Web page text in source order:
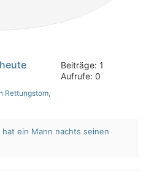
Rettungstom,
Beiträge: 1
Aufrufe: 0
hat ein Mann nachts seinen